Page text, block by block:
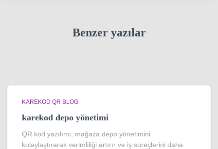
Benzer yazılar
KAREKOD QR BLOG
karekod depo yönetimi
QR kod yazılımı, mağaza depo yönetimini
kolaylaştırarak verimliliği artırır ve iş süreçlerini daha